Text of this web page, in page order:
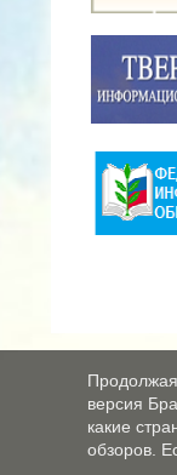
версия
какие
обзоров.